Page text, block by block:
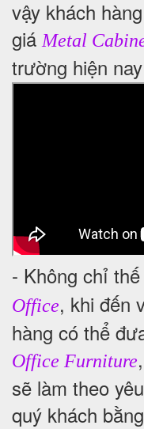
vậy khách
giáMetal
trường hiện
- Không chỉ thế
Office, khi đến
hàng có thể
Office Furniture
sẽ làm theo
quý khách